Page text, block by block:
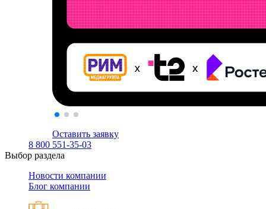
Оставить заявку
8 800 551-35-03
Выбор раздела
Новости компании
Блог компании